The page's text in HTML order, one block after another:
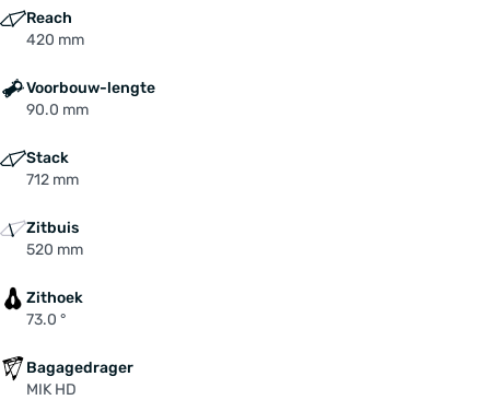
Reach
420 mm
Voorbouw-lengte
90.0 mm
Stack
712 mm
Zitbuis
520 mm
Zithoek
73.0 °
Bagagedrager
MIK HD